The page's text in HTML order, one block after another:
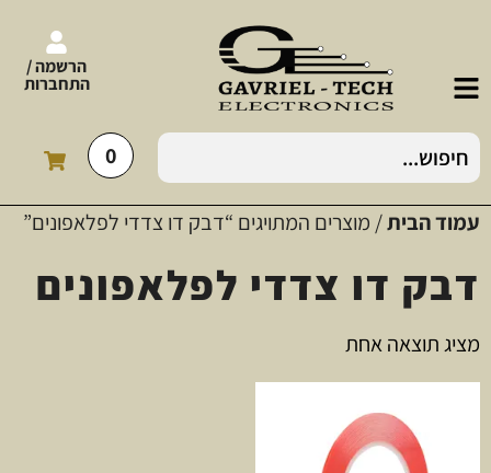
הרשמה /
התחברות
0
עמוד הבית/ מוצרים המתויגים “דבק דו צדדי לפלאפונים”
דבק דו צדדי לפלאפונים
מציג תוצאה אחת